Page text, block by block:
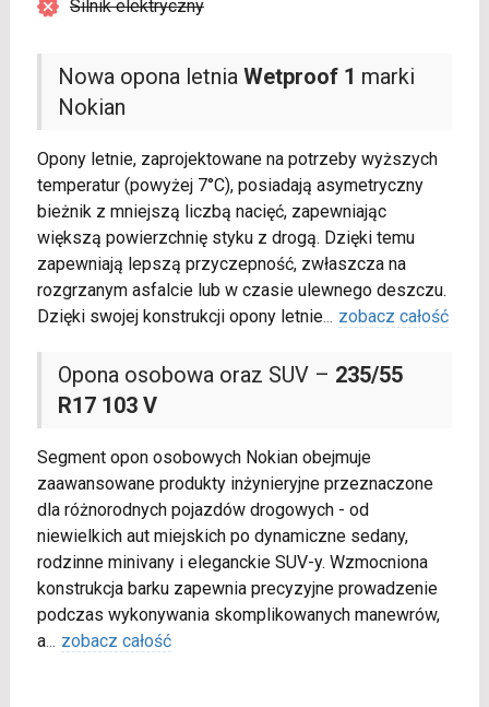
Nowa opona letnia Wetproof 1 marki
Nokian
Opony letnie, zaprojektowane na potrzeby wyższych
temperatur (powyżej 7°C), posiadają asymetryczny
bieżnik z mniejszą liczbą nacięć, zapewniając
większą powierzchnię styku z drogą. Dzięki temu
zapewniają lepszą przyczepność, zwłaszcza na
rozgrzanym asfalcie lub w czasie ulewnego deszczu.
Dzięki swojej konstrukcji opony letnie... zobacz całość
Opona osobowa oraz SUV – 235/55
R17 103 V
Segment opon osobowych Nokian obejmuje
zaawansowane produkty inżynieryjne przeznaczone
dla różnorodnych pojazdów drogowych - od
niewielkich aut miejskich po dynamiczne sedany,
rodzinne minivany i eleganckie SUV-y. Wzmocniona
konstrukcja barku zapewnia precyzyjne prowadzenie
podczas wykonywania skomplikowanych manewrów,
a... zobacz całość
Silnik elektryczny